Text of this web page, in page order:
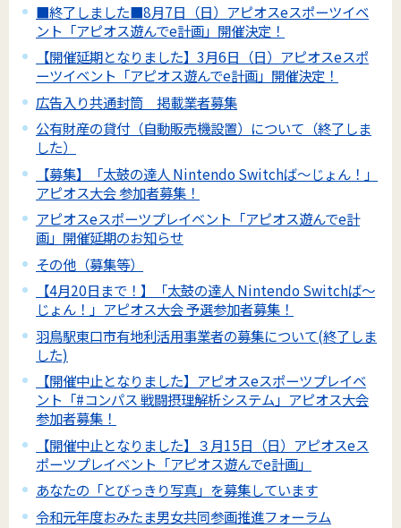
■終了しました■8月7日（日）アピオスeスポーツイベ
ント「アピオス遊んでe計画」開催決定！
【開催延期となりました】3月6日（日）アピオスeスポ
ーツイベント「アピオス遊んでe計画」開催決定！
広告入り共通封筒 掲載業者募集
公有財産の貸付（自動販売機設置）について（終了しま
した）
【募集】「太鼓の達人 Nintendo Switchば～じょん！」
アピオス大会 参加者募集！
アピオスeスポーツプレイベント「アピオス遊んでe計
画」開催延期のお知らせ
その他（募集等）
【4月20日まで！】「太鼓の達人 Nintendo Switchば～
じょん！」アピオス大会 予選参加者募集！
羽鳥駅東口市有地利活用事業者の募集について(終了しま
した)
【開催中止となりました】アピオスeスポーツプレイベ
ント「#コンパス 戦闘摂理解析システム」アピオス大会
参加者募集！
【開催中止となりました】３月15日（日）アピオスeス
ポーツプレイベント「アピオス遊んでe計画」
あなたの「とびっきり写真」を募集しています
令和元年度おみたま男女共同参画推進フォーラム